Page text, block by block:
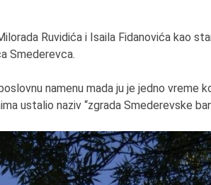
Ruvidića i Isaila Fidanovića kao
Smederevca.
namenu mada ju je jedno vreme
ustalio naziv “zgrada Smederevske